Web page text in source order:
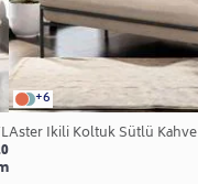
+6
Aster İkili Koltuk Sütlü Kahve